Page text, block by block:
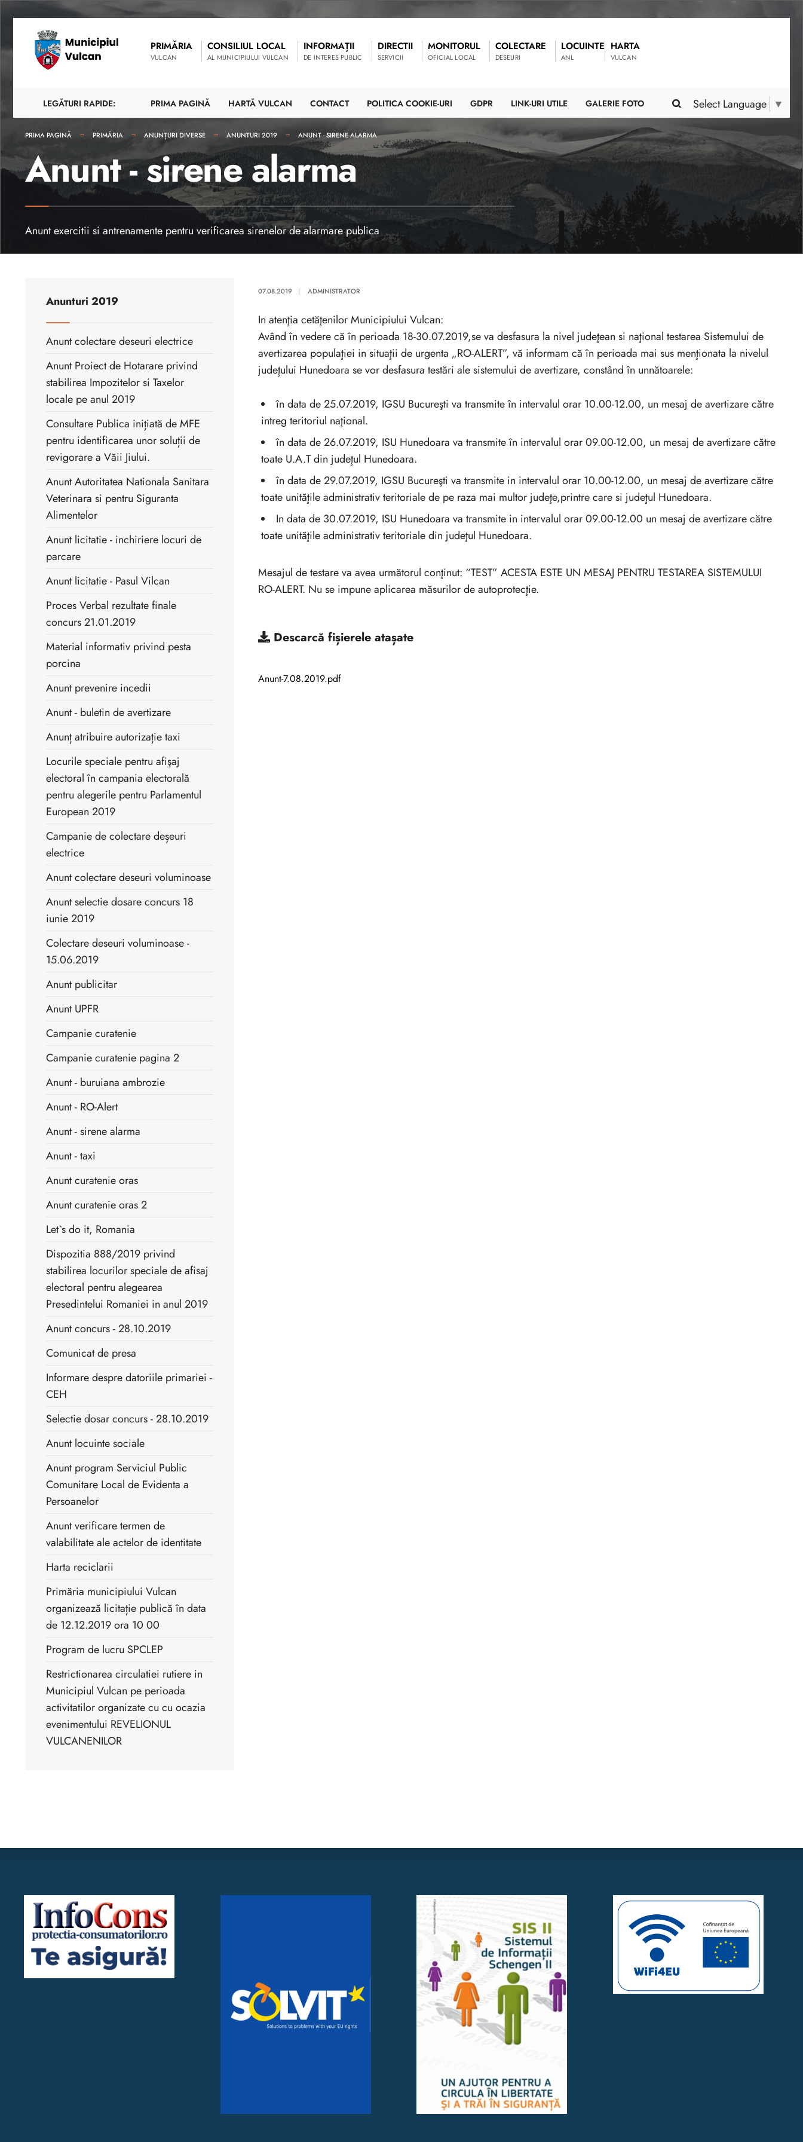
PRIMĂRIA
VULCAN
CONSILIUL LOCAL
AL MUNICIPIULUI VULCAN
INFORMAȚII
DE INTERES PUBLIC
DIRECTII
SERVICII
MONITORUL
OFICIAL LOCAL
COLECTARE
DESEURI
LOCUINTE
ANL
HARTA
VULCAN
Select Language ▼
LEGĂTURI RAPIDE: PRIMA PAGINĂ HARTĂ VULCAN CONTACT POLITICA COOKIE-URI GDPR LINK-URI UTILE GALERIE FOTO
PRIMA PAGINĂ PRIMĂRIA ANUNȚURI DIVERSE ANUNTURI 2019 ANUNT - SIRENE ALARMA
Anunt - sirene alarma
Anunt exercitii si antrenamente pentru verificarea sirenelor de alarmare publica
07.08.2019 | ADMINISTRATOR
In atenţia cetăţenilor Municipiului Vulcan:
Având în vedere că în perioada 18-30.07.2019,se va desfasura la nivel judeţean si naţional testarea Sistemului de
avertizarea populaţiei in situaţii de urgenta „RO-ALERT”, vă informam că în perioada mai sus menţionata la nivelul
judeţului Hunedoara se vor desfasura testări ale sistemului de avertizare, constând în unnătoarele:
în data de 25.07.2019, IGSU Bucureşti va transmite în intervalul orar 10.00-12.00, un mesaj de avertizare către
intreg teritoriul naţional.
în data de 26.07.2019, ISU Hunedoara va transmite în intervalul orar 09.00-12.00, un mesaj de avertizare către
toate U.A.T din judeţul Hunedoara.
în data de 29.07.2019, IGSU Bucureşti va transmite in intervalul orar 10.00-12.00, un mesaj de avertizare către
toate unităţile administrativ teritoriale de pe raza mai multor judeţe,printre care si judeţul Hunedoara.
In data de 30.07.2019, ISU Hunedoara va transmite in intervalul orar 09.00-12.00 un mesaj de avertizare către
toate unităţile administrativ teritoriale din judeţul Hunedoara.
Mesajul de testare va avea următorul conţinut: “TEST” ACESTA ESTE UN MESAJ PENTRU TESTAREA SISTEMULUI
RO-ALERT. Nu se impune aplicarea măsurilor de autoprotecţie.
Descarcă fișierele atașate
Anunt-7.08.2019.pdf
Anunturi 2019
Anunt colectare deseuri electrice
Anunt Proiect de Hotarare privind
stabilirea Impozitelor si Taxelor
locale pe anul 2019
Consultare Publica inițiată de MFE
pentru identificarea unor soluții de
revigorare a Văii Jiului.
Anunt Autoritatea Nationala Sanitara
Veterinara si pentru Siguranta
Alimentelor
Anunt licitatie - inchiriere locuri de
parcare
Anunt licitatie - Pasul Vilcan
Proces Verbal rezultate finale
concurs 21.01.2019
Material informativ privind pesta
porcina
Anunt prevenire incedii
Anunt - buletin de avertizare
Anunț atribuire autorizație taxi
Locurile speciale pentru afişaj
electoral în campania electorală
pentru alegerile pentru Parlamentul
European 2019
Campanie de colectare deșeuri
electrice
Anunt colectare deseuri voluminoase
Anunt selectie dosare concurs 18
iunie 2019
Colectare deseuri voluminoase -
15.06.2019
Anunt publicitar
Anunt UPFR
Campanie curatenie
Campanie curatenie pagina 2
Anunt - buruiana ambrozie
Anunt - RO-Alert
Anunt - sirene alarma
Anunt - taxi
Anunt curatenie oras
Anunt curatenie oras 2
Let`s do it, Romania
Dispozitia 888/2019 privind
stabilirea locurilor speciale de afisaj
electoral pentru alegearea
Presedintelui Romaniei in anul 2019
Anunt concurs - 28.10.2019
Comunicat de presa
Informare despre datoriile primariei -
CEH
Selectie dosar concurs - 28.10.2019
Anunt locuinte sociale
Anunt program Serviciul Public
Comunitare Local de Evidenta a
Persoanelor
Anunt verificare termen de
valabilitate ale actelor de identitate
Harta reciclarii
Primăria municipiului Vulcan
organizează licitație publică în data
de 12.12.2019 ora 10 00
Program de lucru SPCLEP
Restrictionarea circulatiei rutiere in
Municipiul Vulcan pe perioada
activitatilor organizate cu cu ocazia
evenimentului REVELIONUL
VULCANENILOR